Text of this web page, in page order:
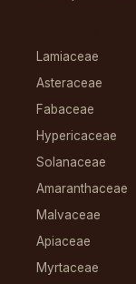
Lamiaceae
Asteraceae
Fabaceae
Hypericaceae
Solanaceae
Amaranthaceae
Malvaceae
Apiaceae
Myrtaceae